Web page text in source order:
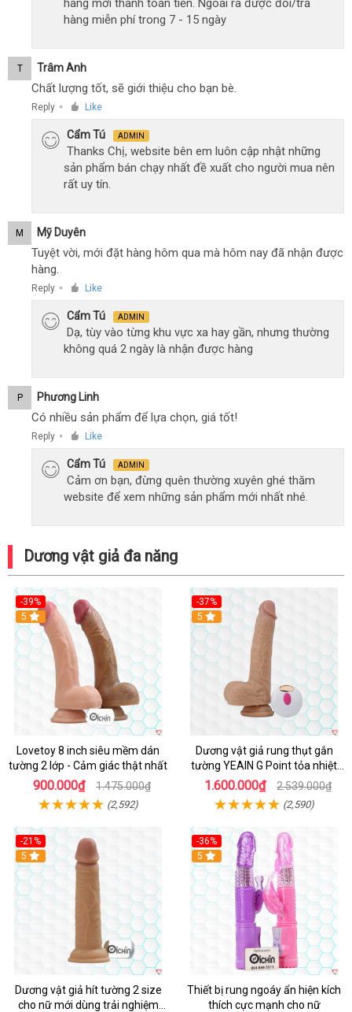
hàng mới thanh toán tiền. Ngoài ra được đổi/trả
hàng miễn phí trong 7 - 15 ngày
T Trâm Anh
Chất lượng tốt, sẽ giới thiệu cho bạn bè.
Reply ● Like
Cẩm Tú ADMIN
Thanks Chị, website bên em luôn cập nhật những
sản phẩm bán chạy nhất đề xuất cho người mua nên
rất uy tín.
M Mỹ Duyên
Tuyệt vời, mới đặt hàng hôm qua mà hôm nay đã nhận được
hàng.
Reply ● Like
Cẩm Tú ADMIN
Dạ, tùy vào từng khu vực xa hay gần, nhưng thường
không quá 2 ngày là nhận được hàng
P Phương Linh
Có nhiều sản phẩm để lựa chọn, giá tốt!
Reply ● Like
Cẩm Tú ADMIN
Cảm ơn bạn, đừng quên thường xuyên ghé thăm
website để xem những sản phẩm mới nhất nhé.
Dương vật giả đa năng
-39%
Hot
5
Lovetoy 8 inch siêu mềm dán
tường 2 lớp - Cảm giác thật nhất
900.000₫ 1.475.000₫
(2,592)
-37%
5
Dương vật giả rung thụt gắn
tường YEAIN G Point tỏa nhiệt
điều khiển từ xa
1.600.000₫ 2.539.000₫
(2,590)
-21%
Hot
5
Dương vật giả hít tường 2 size
cho nữ mới dùng trải nghiệm
-36%
Hot
5
Thiết bị rung ngoáy ẩn hiện kích
thích cực mạnh cho nữ